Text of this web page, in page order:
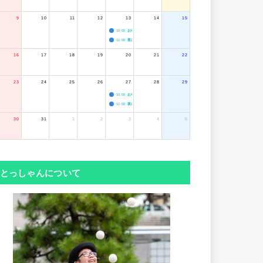
9 10 11 12 13
10:00 お寺のジャグリング教室
11:00 夜のボードゲーム会
14 15
16 17 18 19 20 21 22
23 24 25 26 27
10:00 お寺のジャグリング教室
11:00 夜のボードゲーム会
28 29
30 31 1 2 3 4 5
とっしゃんについて